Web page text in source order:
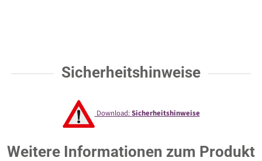
Sicherheitshinweise
Download:Sicherheitshinweise
Weitere Informationen zum Produkt